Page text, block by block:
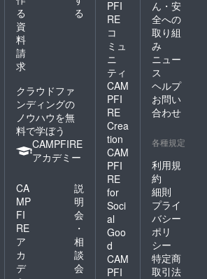
る
る
資
料
請
求
クラウドファ
ンディングの
ノウハウを無
料で学ぼう
CAMPFIRE
アカデミー
CA
MP
FI
RE
ア
カ
デ
説
明
会
・
相
談
会
PFI
RE
コ
ミュ
ニ
ティ
CAM
PFI
RE
Crea
tion
CAM
PFI
RE
for
Soci
al
Goo
d
CAM
PFI
ん・安
全への
取り組
み
ニュー
ス
ヘルプ
お問い
合わせ
各種規定
利用規
約
細則
プライ
バシー
ポリ
シー
特定商
取引法